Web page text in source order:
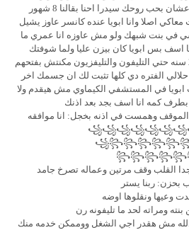
كمان بس انا اختارتك انتي عشان بحب روحك سيدرا احنا بقالنا 8 شهور
اصلا وانا ابويا عنده كانسر عاوز يشيل
في بنت شبهك ولو مش عاوزه انا عمري ما
بس ابويا كان بيزن عليا ولما شوفتك
بالمنظر ده اتجننت انا راجل 26 سنه حتي التليفون والتليفزيون مكنتش بفتحهم
الفتره دي كلها تثبت لك ان جسمك اخر
ابويا في المستشفي الكيماوي مش هيقدم ولا
كمه انا اسف بجد بعد اذنك
وهمست في اذنه بخجل: انا موافقه
القلب وقف مرتين وعماله تصرخ جامد
بحزن: ربنا يستر
وعيها ونقلوها اوضه
ومراته لحد ما تليفونه رن
مش هقدر اجي الشغل ووممكن خدمه منك